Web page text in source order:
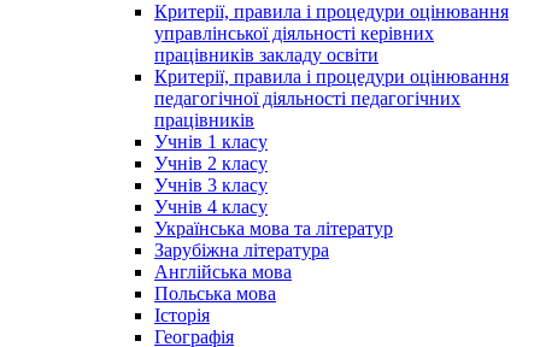
Критерії, правила і процедури оцінювання
управлінської діяльності керівних
працівників закладу освіти
Критерії, правила і процедури оцінювання
педагогічної діяльності педагогічних
працівників
Учнів 1 класу
Учнів 2 класу
Учнів 3 класу
Учнів 4 класу
Українська мова та літератур
Зарубіжна література
Англійська мова
Польська мова
Історія
Географія